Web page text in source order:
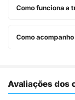
ou pague à vista
Como funciona a
Você tem 7 dias
Basta entrar em
Como
Avaliações dos